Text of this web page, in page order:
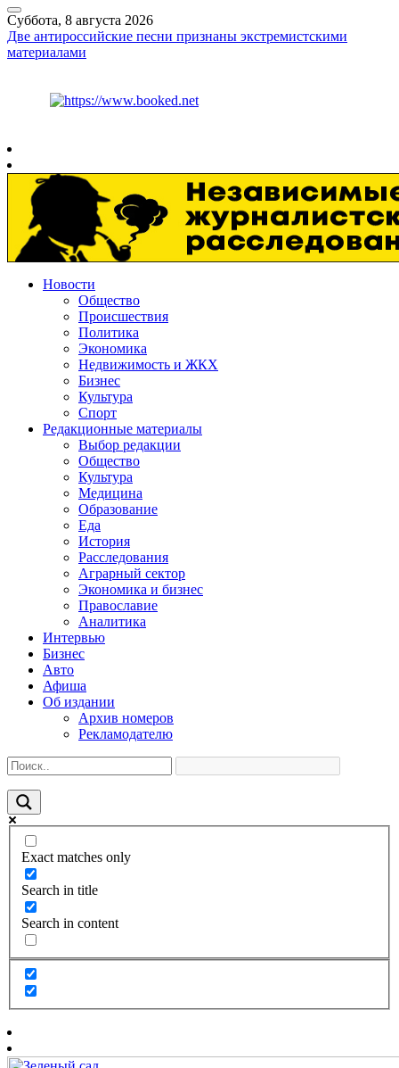
Суббота, 8 августа 2026
Две антироссийские песни признаны экстремистскими
материалами
Новости
Общество
Происшествия
Политика
Экономика
Недвижимость и ЖКХ
Бизнес
Культура
Спорт
Редакционные материалы
Выбор редакции
Общество
Культура
Медицина
Образование
Еда
История
Расследования
Аграрный сектор
Экономика и бизнес
Православие
Аналитика
Интервью
Бизнес
Авто
Афиша
Об издании
Архив номеров
Рекламодателю
Exact matches only
Search in title
Search in content